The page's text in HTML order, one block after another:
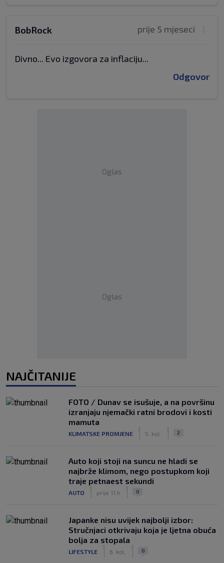
prije 5 mjeseci
BobRock
Divno... Evo izgovora za inflaciju...
Odgovor
Oglas
Oglas
NAJČITANIJE
FOTO / Dunav se isušuje, a na površinu
izranjaju njemački ratni brodovi i kosti
mamuta
KLIMATSKE PROMJENE 5. kol. 2
Auto koji stoji na suncu ne hladi se
najbrže klimom, nego postupkom koji
traje petnaest sekundi
AUTO prije 11 h 0
Japanke nisu uvijek najbolji izbor:
Stručnjaci otkrivaju koja je ljetna obuća
bolja za stopala
LIFESTYLE 6. kol. 0